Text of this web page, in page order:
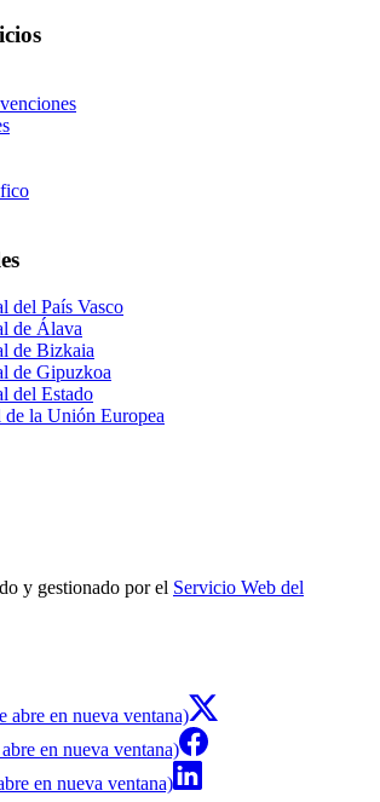
del País Vasco
de Álava
de Bizkaia
de Gipuzkoa
del Estado
la Unión Europea
y gestionado por el Servicio Web del
abre en nueva ventana)
en nueva ventana)
en nueva ventana)